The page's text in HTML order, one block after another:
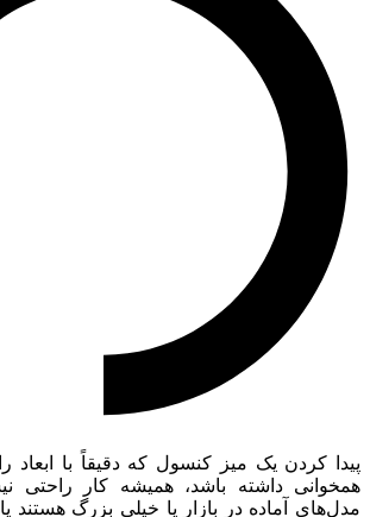
پیدا کردن یک میز کنسول که دقیقاً با ابعاد
همخوانی داشته باشد، همیشه کار راحتی
مدل‌های آماده در بازار یا خیلی بزرگ هستند